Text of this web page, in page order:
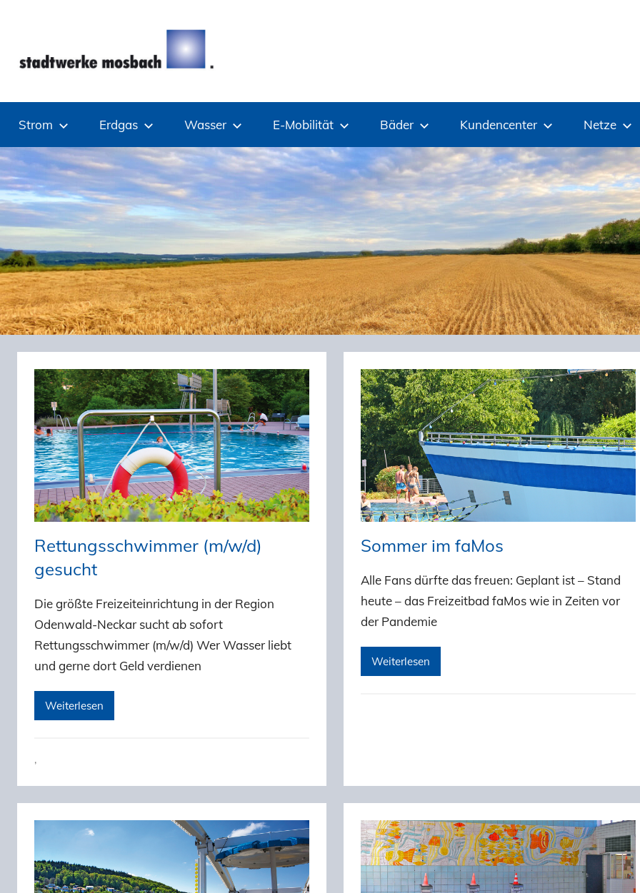
springen
Stadtwerke
Mosbach
Strom Erdgas Wasser E-Mobilität Bäder Kundencenter Netze
Rettungsschwimmer (m/w/d)
gesucht
Die größte Freizeiteinrichtung in der Region
Odenwald-Neckar sucht ab sofort
Rettungsschwimmer (m/w/d) Wer Wasser liebt
und gerne dort Geld verdienen
Weiterlesen
,
Sommer im faMos
Alle Fans dürfte das freuen: Geplant ist – Stand
heute – das Freizeitbad faMos wie in Zeiten vor
der Pandemie
Weiterlesen